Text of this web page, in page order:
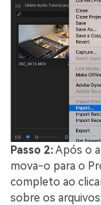
Passo 2:Após o
mova-o para o
completo ao
sobre os arquivos.